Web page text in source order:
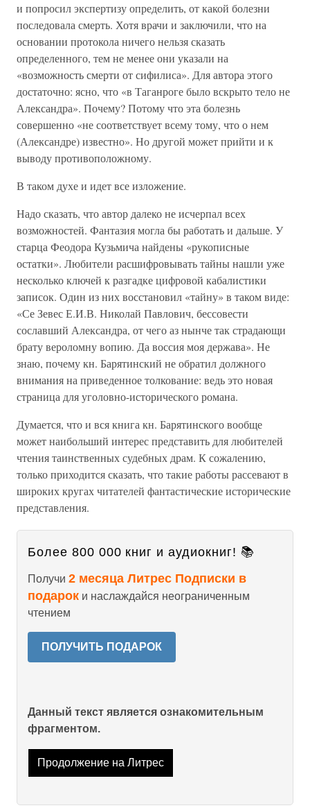
и попросил экспертизу определить, от какой болезни
последовала смерть. Хотя врачи и заключили, что на
основании протокола ничего нельзя сказать
определенного, тем не менее они указали на
«возможность смерти от сифилиса». Для автора этого
достаточно: ясно, что «в Таганроге было вскрыто тело не
Александра». Почему? Потому что эта болезнь
совершенно «не соответствует всему тому, что о нем
(Александре) известно». Но другой может прийти и к
выводу противоположному.
В таком духе и идет все изложение.
Надо сказать, что автор далеко не исчерпал всех
возможностей. Фантазия могла бы работать и дальше. У
старца Феодора Кузьмича найдены «рукописные
остатки». Любители расшифровывать тайны нашли уже
несколько ключей к разгадке цифровой кабалистики
записок. Один из них восстановил «тайну» в таком виде:
«Се Зевес Е.И.В. Николай Павлович, бессовести
сославший Александра, от чего аз нынче так страдающи
брату вероломну вопию. Да воссия моя держава». Не
знаю, почему кн. Барятинский не обратил должного
внимания на приведенное толкование: ведь это новая
страница для уголовно-исторического романа.
Думается, что и вся книга кн. Барятинского вообще
может наибольший интерес представить для любителей
чтения таинственных судебных драм. К сожалению,
только приходится сказать, что такие работы рассевают в
широких кругах читателей фантастические исторические
представления.
Более 800 000 книг и аудиокниг! 📚
Получи 2 месяца Литрес Подписки в
подарок и наслаждайся неограниченным
чтением
ПОЛУЧИТЬ ПОДАРОК
Данный текст является ознакомительным
фрагментом.
Продолжение на Литрес